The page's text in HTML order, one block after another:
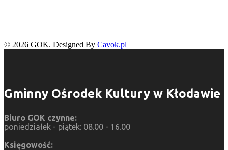
© 2026 GOK. Designed By Cavok.pl
Gminny Ośrodek Kultury w Kłodawie
Biuro GOK czynne:
poniedziałek - piątek: 08.00 - 16.00
Księgowość: